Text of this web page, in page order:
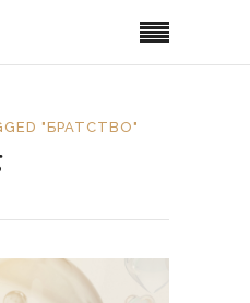
"БРАТСТВО"